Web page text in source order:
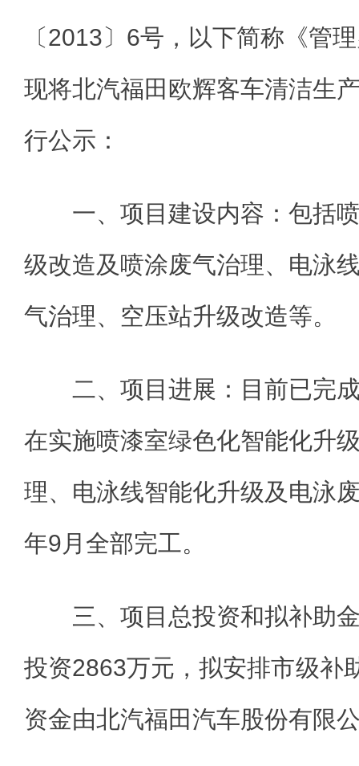
〔2013〕6号，以下简称《管
现将北汽福田欧辉客车清洁生
行公示：
一、项目建设内容：包括
级改造及喷涂废气治理、电泳
气治理、空压站升级改造等。
二、项目进展：目前已完
在实施喷漆室绿色化智能化升
理、电泳线智能化升级及电泳
年9月全部完工。
三、项目总投资和拟补助
投资2863万元，拟安排市级补
资金由北汽福田汽车股份有限